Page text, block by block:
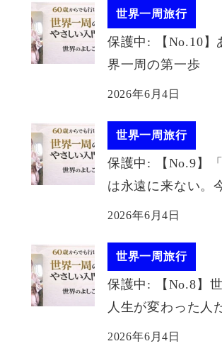
世界一周旅行
保護中: 【No.10】
界一周の第一歩
2026年6月4日
世界一周旅行
保護中: 【No.9】「
は永遠に来ない。
2026年6月4日
世界一周旅行
保護中: 【No.8】
人生が変わった人
2026年6月4日